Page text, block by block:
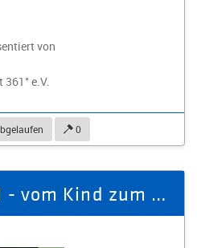
von
e.V.
0
Übergangsritual - vom Kind zum Erwachsenen